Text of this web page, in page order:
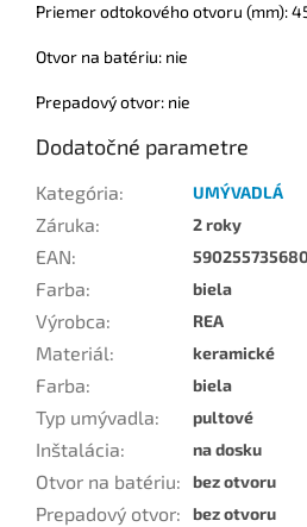
Priemer odtokového otvoru (mm):
Otvor na batériu: nie
Prepadový otvor: nie
Dodatočné parametre
Kategória: UMÝVADLÁ
Záruka: 2 roky
EAN:
Farba: biela
Výrobca: REA
Materiál: keramické
Farba: biela
Typ umývadla: pultové
Inštalácia: na dosku
Otvor na batériu: bez otvoru
Prepadový otvor: bez otvoru